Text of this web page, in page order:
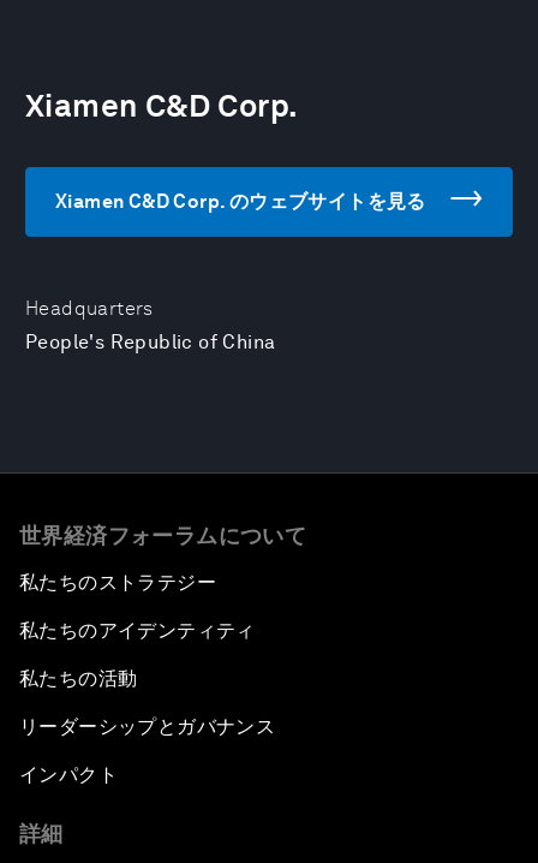
Headquarters
People's Republic of China
Xiamen C&D Corp.
Xiamen C&D Corp. のウェブサイトを見る
世界経済フォーラムについて
私たちのストラテジー
私たちのアイデンティティ
私たちの活動
リーダーシップとガバナンス
インパクト
詳細